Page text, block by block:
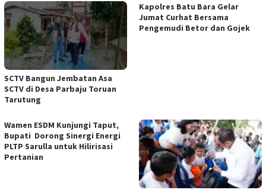
SCTV Bangun Jembatan Asa
SCTV di Desa Parbaju Toruan
Tarutung
Kapolres Batu Bara Gelar
Jumat Curhat Bersama
Pengemudi Betor dan Gojek
Wamen ESDM Kunjungi Taput,
Bupati Dorong Sinergi Energi
PLTP Sarulla untuk Hilirisasi
Pertanian